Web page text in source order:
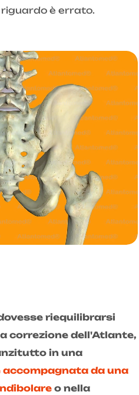
è errato.
riequilibrarsi
correzione dell'Atlante,
in una
da una
o nella